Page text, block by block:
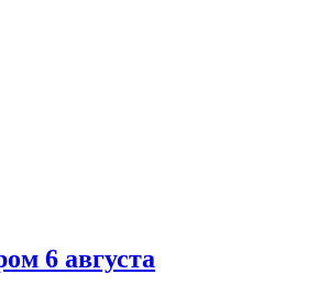
6 августа